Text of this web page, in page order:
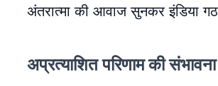
अंतरात्मा की आवाज सुनकर इंडिया
अप्रत्याशित परिणाम की